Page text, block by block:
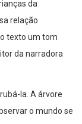
relação
texto um tom
da narradora
o mundo se
os